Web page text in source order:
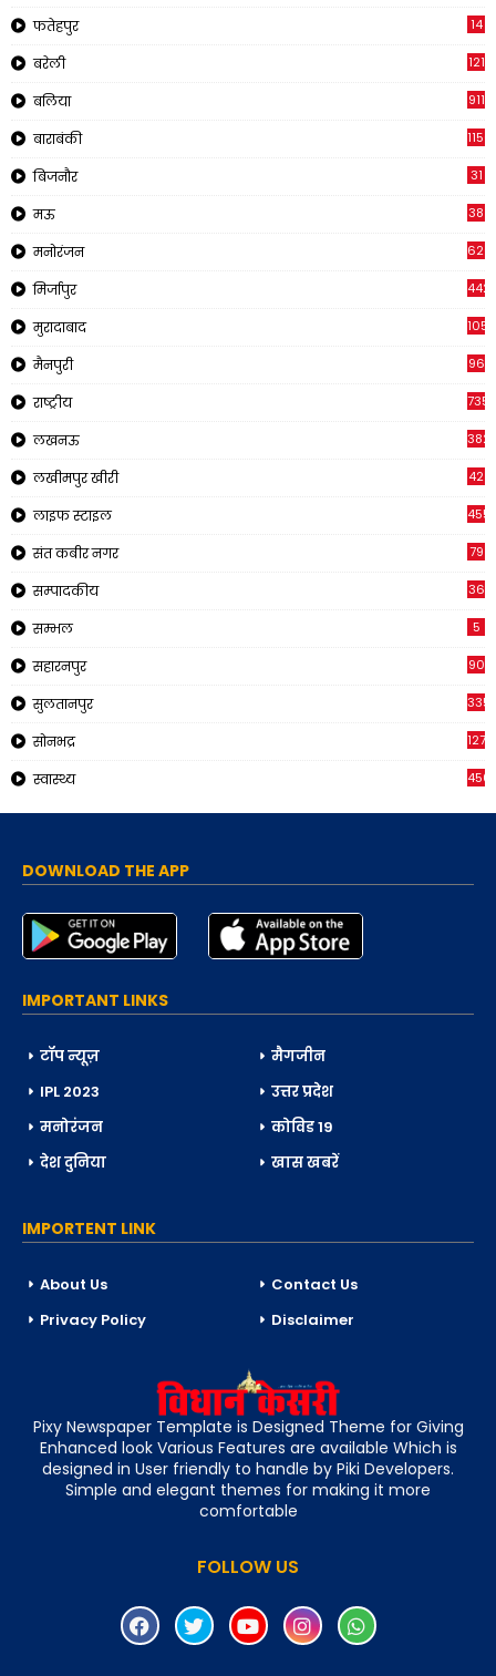
फतेहपुर 14
बरेली 121
बलिया 911
बाराबंकी 1150
बिजनौर 31
मऊ 38
मनोरंजन 620
मिर्जापुर 442
मुरादाबाद 1057
मैनपुरी 96
राष्ट्रीय 7353
लखनऊ
लखीमपुर खीरी 42
लाइफ स्टाइल 455
संत कबीर नगर 79
सम्पादकीय 36
सम्भल 5
सहारनपुर 90
सुलतानपुर 335
सोनभद्र 1270
स्वास्थ्य 450
DOWNLOAD THE APP
IMPORTANT LINKS
टॉप न्यूज़
मैगजीन
IPL 2023
उत्तर प्रदेश
मनोरंजन
कोविड 19
देश दुनिया
खास खबरें
IMPORTENT LINK
About Us
Contact Us
Privacy Policy
Disclaimer
Pixy Newspaper Template is Designed Theme for Giving
Enhanced look Various Features are available Which is
designed in User friendly to handle by Piki Developers.
Simple and elegant themes for making it more
comfortable
FOLLOW US